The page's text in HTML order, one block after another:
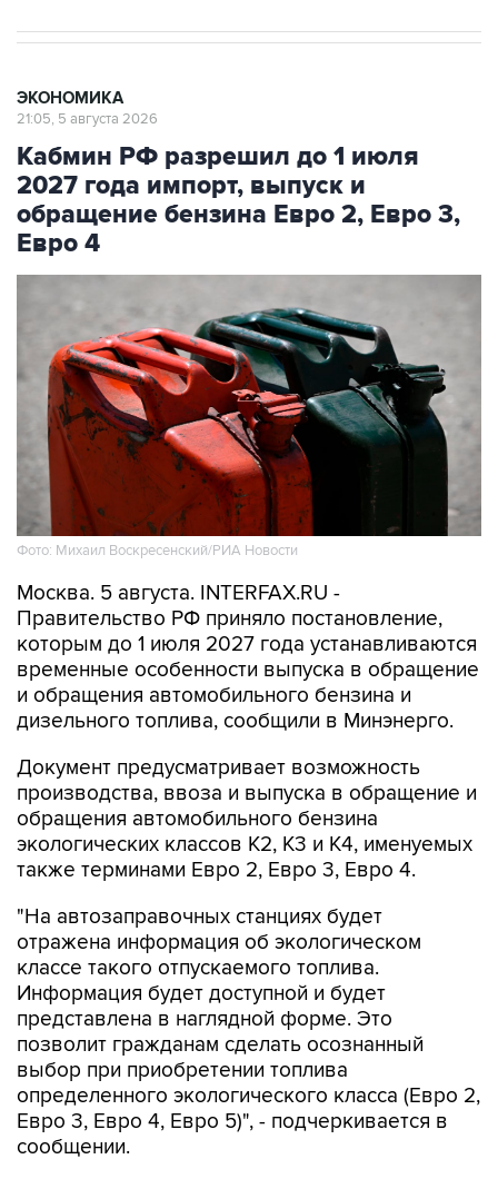
Кабмин РФ разрешил до 1 июля
2027 года импорт, выпуск и
обращение бензина Евро 2, Евро 3,
Евро 4
Фото: Михаил Воскресенский/РИА Новости
Москва. 5 августа. INTERFAX.RU -
которым до 1 июля 2027 года устанавливаются
временные особенности выпуска в обращение
и обращения автомобильного бензина и
дизельного топлива, сообщили в Минэнерго.
Документ предусматривает возможность
обращения автомобильного бензина
экологических классов К2, К3 и К4, именуемых
также терминами Евро 2, Евро 3, Евро 4.
"На автозаправочных станциях будет
классе такого отпускаемого топлива.
Информация будет доступной и будет
представлена в наглядной форме. Это
позволит гражданам сделать осознанный
выбор при приобретении топлива
определенного экологического класса (Евро 2,
Евро 3, Евро 4, Евро 5)", - подчеркивается в
сообщении.
В РОССИИ